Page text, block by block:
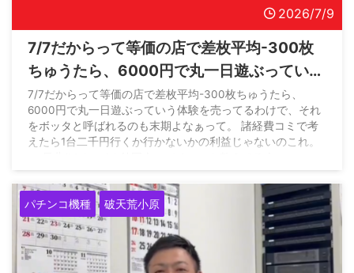
2026/7/9
7/7だからって等価の店で差枚平均-300枚
ちゅうたら、6000円で丸一日遊ぶっていう
体験を売ってるわけで、それをボッタと呼
ばれるのも末期よなぁ
7/7だからって等価の店で差枚平均-300枚ちゅうたら、
6000円で丸一日遊ぶっていう体験を売ってるわけで、それ
をボッタと呼ばれるのも末期よなぁって。 諸経費コミで考
えたら1台二千円行くか行かないかの利益じゃないのこれ。
パチンコ機種 破天荒小原